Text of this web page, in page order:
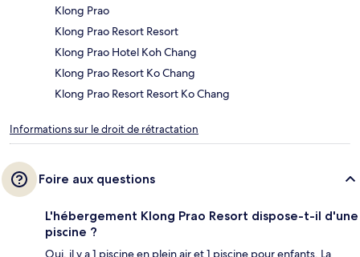
Klong Prao
Klong Prao Resort Resort
Klong Prao Hotel Koh Chang
Klong Prao Resort Ko Chang
Klong Prao Resort Resort Ko Chang
Informations sur le droit de rétractation
Foire aux questions
L'hébergement Klong Prao Resort dispose-t-il d'une
piscine ?
Oui, il y a 1 piscine en plein air et 1 piscine pour enfants. La